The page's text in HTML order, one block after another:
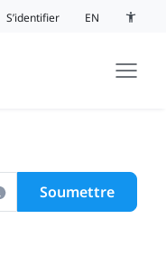
S’identifier
EN
Soumettre